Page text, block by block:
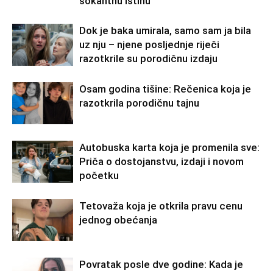
Dok je baka umirala, samo sam ja bila
uz nju – njene posljednje riječi
razotkrile su porodičnu izdaju
Osam godina tišine: Rečenica koja je
razotkrila porodičnu tajnu
Autobuska karta koja je promenila sve:
Priča o dostojanstvu, izdaji i novom
početku
Tetovaža koja je otkrila pravu cenu
jednog obećanja
Povratak posle dve godine: Kada je